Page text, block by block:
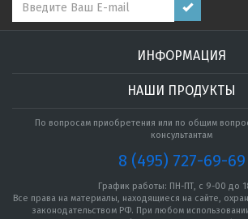
ИНФОРМАЦИЯ
НАШИ ПРОДУКТЫ
По вопросам приобретения или по общим
консультантам
8 (495) 727-69-69
График работы: ПН-ПТ, с 9-00 до
Все права на материалы, находящиеся на сайте,
законодательством РФ. При любом